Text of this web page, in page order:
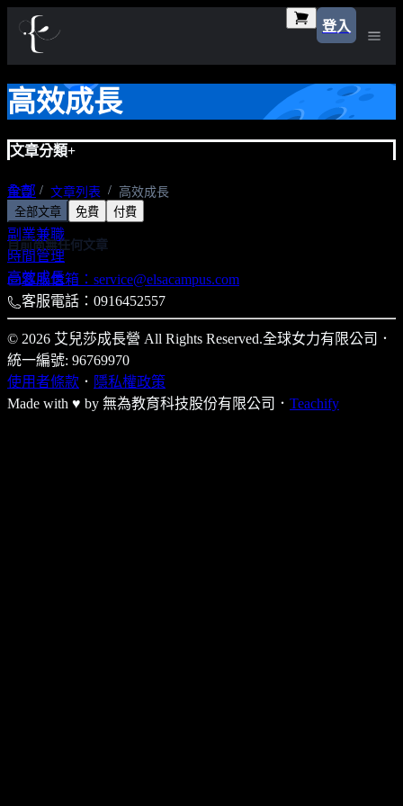
登入
高效成長
文章分類+
全部
金錢財富
副業兼職
時間管理
高效成長
首頁 文章列表
高效成長
全部文章
免費 付費
目前尚無任何文章
客服信箱：service@elsacampus.com
客服電話：0916452557
© 2026 艾兒莎成長營 All Rights Reserved.全球女力有限公司 ．
統一編號: 96769970
使用者條款 ． 隱私權政策
Made with ♥ by 無為教育科技股份有限公司． Teachify